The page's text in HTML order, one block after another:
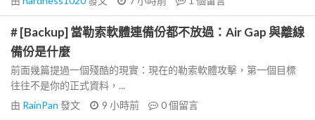
# [Backup] 當勒索軟體連備份都不放過：Air Gap 與離線
備份是什麼
前面幾篇提過一個殘酷的現實：現在的勒索軟體攻擊，第一個目標
往往不是你的正式資料，...
由 RainPan 發文 9 小時前 0個留言